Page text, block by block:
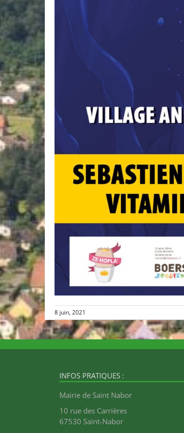
8 juin, 2021
INFOS PRATIQUES :
Mairie de Saint Nabor
10 rue des Carrières
67530 Saint-Nabor